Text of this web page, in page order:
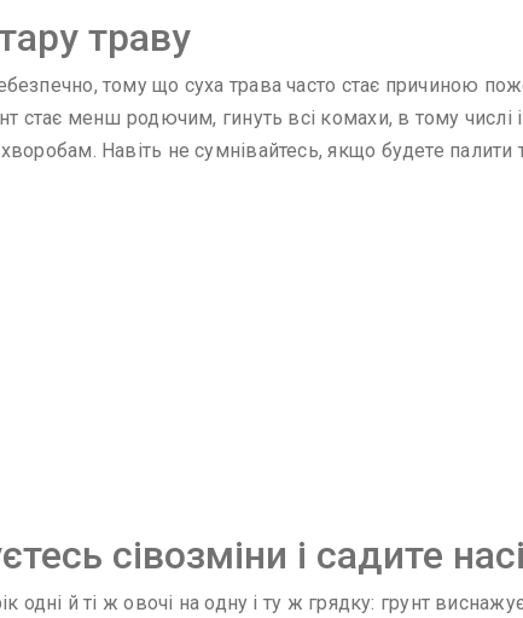
траву
тому що суха трава часто стає причиною
стає менш родючим, гинуть всі комахи, в тому
Навіть не сумнівайтесь, якщо будете
сівозміни і садите
одні й ті ж овочі на одну і ту ж грядку: грунт